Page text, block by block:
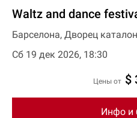
Waltz and dance
Барселона, Дворец
Сб 19 дек 2026, 18:30
цены от $
Инфо и